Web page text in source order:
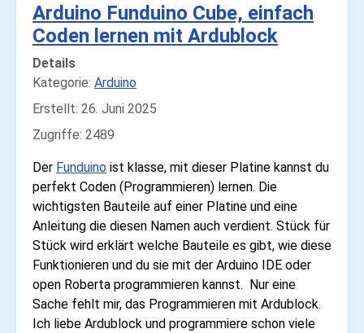
Arduino Funduino Cube, einfach
Coden lernen mit Ardublock
Details
Kategorie: Arduino
Erstellt: 26. Juni 2025
Zugriffe: 2489
Der Funduino ist klasse, mit dieser Platine kannst du
perfekt Coden (Programmieren) lernen. Die
wichtigsten Bauteile auf einer Platine und eine
Anleitung die diesen Namen auch verdient. Stück für
Stück wird erklärt welche Bauteile es gibt, wie diese
Funktionieren und du sie mit der Arduino IDE oder
open Roberta programmieren kannst. Nur eine
Sache fehlt mir, das Programmieren mit Ardublock.
Ich liebe Ardublock und programmiere schon viele